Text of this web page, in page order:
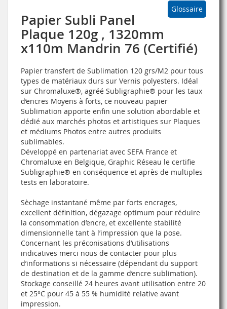
Glossaire
Papier Subli Panel
Plaque 120g , 1320mm
x110m Mandrin 76 (Certifié)
Papier transfert de Sublimation 120 grs/M2 pour tous
types de matériaux durs sur Vernis polyesters. Idéal
sur Chromaluxe®, agréé Subligraphie® pour les taux
d’encres Moyens à forts, ce nouveau papier
Sublimation apporte enfin une solution abordable et
dédié aux marchés photos et artistiques sur Plaques
et médiums Photos entre autres produits
sublimables.
Développé en partenariat avec SEFA France et
Chromaluxe en Belgique, Graphic Réseau le certifie
Subligraphie® en conséquence et après de multiples
tests en laboratoire.
Sèchage instantané même par forts encrages,
excellent définition, dégazage optimum pour réduire
la consommation d’encre, et excellente stabilité
dimensionnelle tant à l’impression que la pose.
Concernant les préconisations d’utilisations
indicatives merci nous de contacter pour plus
d’informations si nécessaire (dépendant du support
de destination et de la gamme d’encre sublimation).
Stockage conseillé 24 heures avant utilisation entre 20
et 25°C pour 45 à 55 % humidité relative avant
impression.